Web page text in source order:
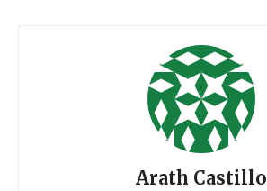
Arath Castillo